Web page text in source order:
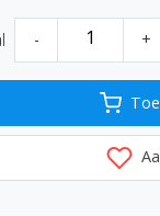
- +